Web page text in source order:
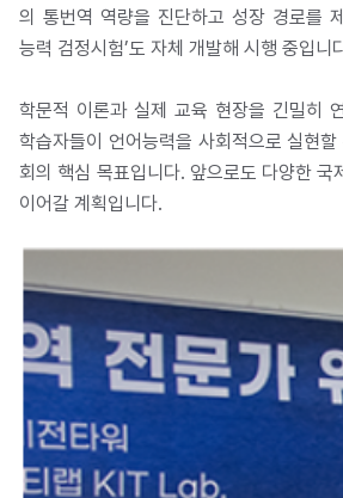
의 통번역 역량을 진단하고 성장 경로를
능력 검정시험’도 자체 개발해 시행 중입니
학문적 이론과 실제 교육 현장을 긴밀히
학습자들이 언어능력을 사회적으로 실현
회의 핵심 목표입니다. 앞으로도 다양한 국
이어갈 계획입니다.